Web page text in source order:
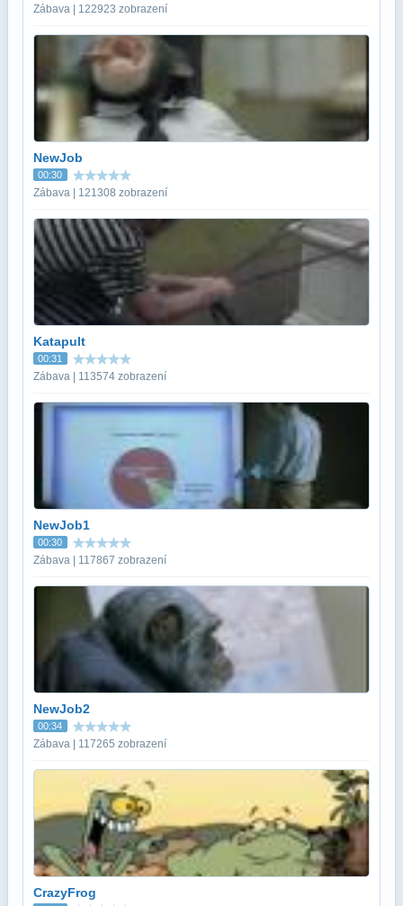
Zábava | 122923 zobrazení
NewJob
00:30
Zábava | 121308 zobrazení
Katapult
00:31
Zábava | 113574 zobrazení
NewJob1
00:30
Zábava | 117867 zobrazení
NewJob2
00:34
Zábava | 117265 zobrazení
CrazyFrog